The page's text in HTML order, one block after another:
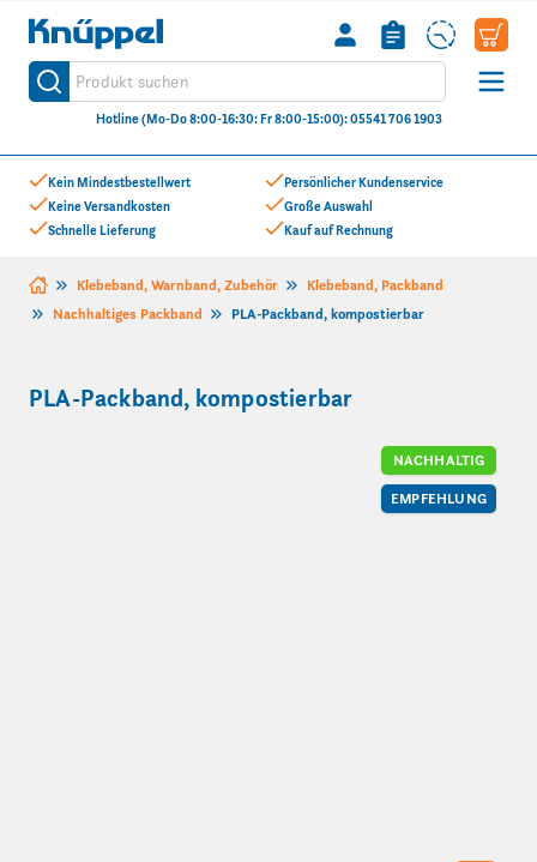
Kein Mindestbestellwert
Keine Versandkosten
Schnelle Lieferung
Persönlicher Kundenservice
Große Auswahl
Kauf auf Rechnung
Knüppel
Produkt suchen
Suche
Hotline (Mo-Do 8:00-16:30: Fr 8:00-15:00): 05541 706 1903
Zum Inhalt springen
Klebeband, Warnband, Zubehör
Klebeband, Packband
Nachhaltiges Packband
PLA-Packband, kompostierbar
PLA-Packband, kompostierbar
NACHHALTIG
EMPFEHLUNG